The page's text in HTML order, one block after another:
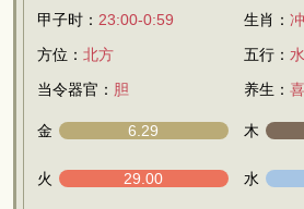
甲子时： 23:00-0:59 生肖：
方位： 北方 五行： 水
当令器官： 胆 养生：
金 6.29 木
火 29.00 水